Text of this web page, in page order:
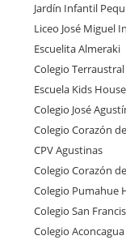
Jardín Infantil
Liceo José Miguel
Escuelita Almeraki
Colegio
Escuela Kids
Colegio José
Colegio Corazón
CPV Agustinas
Colegio Corazón
Colegio Pumahue
Colegio San
Colegio